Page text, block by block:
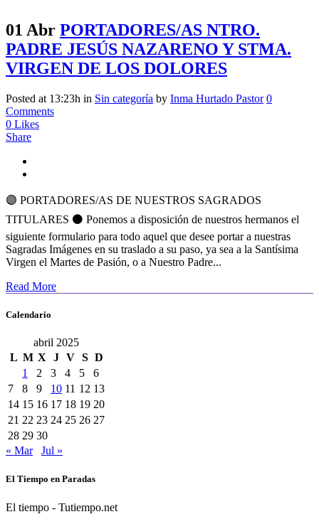
01 Abr PORTADORES/AS NTRO.
PADRE JESÚS NAZARENO Y STMA.
VIRGEN DE LOS DOLORES
Posted at 13:23h in Sin categoría by Inma Hurtado Pastor 0
Comments
0 Likes
Share
🟣 PORTADORES/AS DE NUESTROS SAGRADOS
TITULARES ⚫️ Ponemos a disposición de nuestros hermanos el
siguiente formulario para todo aquel que desee portar a nuestras
Sagradas Imágenes en su traslado a su paso, ya sea a la Santísima
Virgen el Martes de Pasión, o a Nuestro Padre...
Read More
Calendario
abril 2025
L M X J V S D
1
2 3 4 5
6
7
8 9 10 11 12 13
14 15 16 17 18 19 20
21 22 23 24 25 26 27
28 29 30
« Mar
Jul »
Contraindications viagra
woman penis permanent
commercial 2019 black man
El Tiempo en Paradas
El tiempo - Tutiempo.net